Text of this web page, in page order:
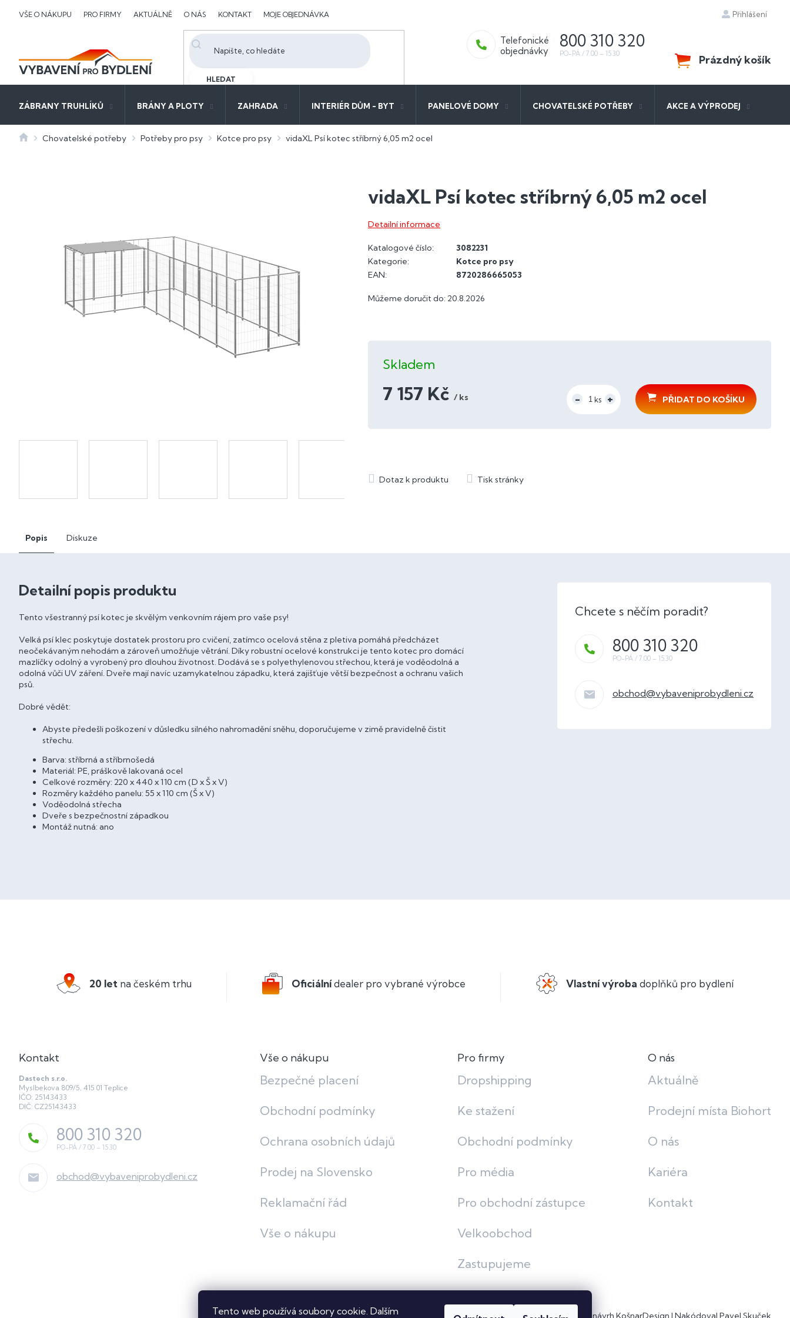
Tento web používá soubory cookie. Dalším
VŠE O NÁKUPU PRO FIRMY AKTUÁLNĚ O NÁS KONTAKT MOJE OBJEDNÁVKA Přihlášení
HLEDAT
800 310 320
NÁKUPNÍ
KOŠÍK
Prázdný košík
ZÁBRANY TRUHLÍKŮ BRÁNY A PLOTY ZAHRADA INTERIÉR DŮM - BYT PANELOVÉ DOMY CHOVATELSKÉ POTŘEBY AKCE A VÝPRODEJ
DomůChovatelské potřeby Potřeby pro psy Kotce pro psy vidaXL Psí kotec stříbrný 6,05 m2 ocel
vidaXL Psí kotec stříbrný 6,05 m2 ocel
Můžeme doručit do: 20.8.2026
Skladem
7 157 Kč / ks
PŘIDAT DO KOŠÍKU
Detailní informace
Katalogové číslo:
3082231
Kategorie:
Kotce pro psy
EAN: 8720286665053
Popis Diskuze
Detailní popis produktu
Tento všestranný psí kotec je skvělým venkovním rájem pro vaše psy!
Velká psí klec poskytuje dostatek prostoru pro cvičení, zatímco ocelová stěna z pletiva pomáhá předcházet
neočekávaným nehodám a zároveň umožňuje větrání. Díky robustní ocelové konstrukci je tento kotec pro domácí
mazlíčky odolný a vyrobený pro dlouhou životnost. Dodává se s polyethylenovou střechou, která je voděodolná a
odolná vůči UV záření. Dveře mají navíc uzamykatelnou západku, která zajišťuje větší bezpečnost a ochranu vašich
psů.
Dobré vědět:
Abyste předešli poškození v důsledku silného nahromadění sněhu, doporučujeme v zimě pravidelně čistit
střechu.
Barva: stříbrná a stříbrnošedá
Materiál: PE, práškově lakovaná ocel
Celkové rozměry: 220 x 440 x 110 cm (D x Š x V)
Rozměry každého panelu: 55 x 110 cm (Š x V)
Voděodolná střecha
Dveře s bezpečnostní západkou
Montáž nutná: ano
obchod@vybaveniprobydleni.cz
800 310 320
20 let na českém trhu Oficiálnídealer pro vybrané výrobce Vlastní výroba doplňků pro bydlení
Kontakt
Dastech s.r.o.
Myslbekova 809/5, 415 01 Teplice
IČO: 25143433
DIČ: CZ25143433
obchod@vybaveniprobydleni.cz
800 310 320
Vše o nákupu
Bezpečné placení
Obchodní podmínky
Ochrana osobních údajů
Prodej na Slovensko
Reklamační řád
Vše o nákupu
Pro firmy
Dropshipping
Ke stažení
Obchodní podmínky
Pro média
Pro obchodní zástupce
Velkoobchod
Zastupujeme
O nás
Aktuálně
Prodejní místa Biohort
O nás
Kariéra
Kontakt
Grafický návrh KošnarDesign | Nakódoval Pavel Skuček